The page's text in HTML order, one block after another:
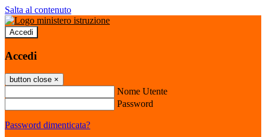
Salta al contenuto
Accedi
Accedi
button close ×
Nome Utente
Password
Password dimenticata?